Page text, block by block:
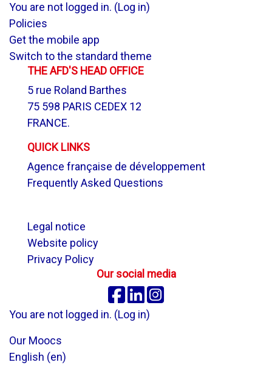
You are not logged in. (Log in)
Policies
Get the mobile app
Switch to the standard theme
THE AFD'S HEAD OFFICE
5 rue Roland Barthes
75 598 PARIS CEDEX 12
FRANCE.
QUICK LINKS
Agence française de développement
Frequently Asked Questions
Legal notice
Website policy
Privacy Policy
Our social media
Facebook
Linkedin
You are not logged in. (Log in)
Our Moocs
English ‎(en)‎